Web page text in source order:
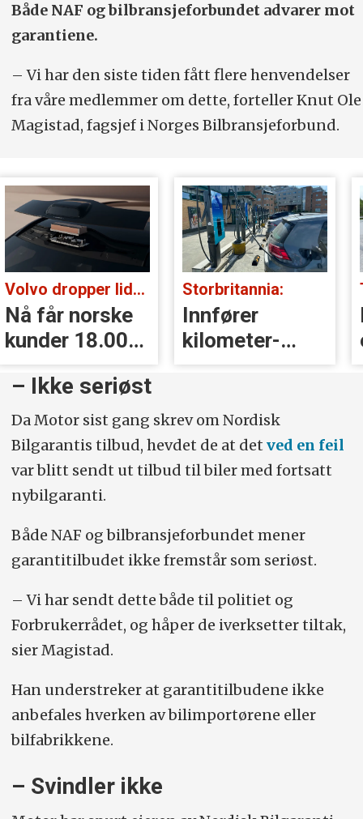
Både NAF og bilbransjeforbundet advarer mot
garantiene.
– Vi har den siste tiden fått flere henvendelser
fra våre medlemmer om dette, forteller Knut Ole
Magistad, fagsjef i Norges Bilbransjeforbund.
Volvo dropper lidar for godt:
Nå får norske
kunder 18.000
kr i erstatning
Storbritannia:
Innfører
kilometer­
avgift for
– Ikke seriøst
Da Motor sist gang skrev om Nordisk
Bilgarantis tilbud, hevdet de at det ved en feil
var blitt sendt ut tilbud til biler med fortsatt
nybilgaranti.
Både NAF og bilbransjeforbundet mener
garantitilbudet ikke fremstår som seriøst.
– Vi har sendt dette både til politiet og
Forbrukerrådet, og håper de iverksetter tiltak,
sier Magistad.
Han understreker at garantitilbudene ikke
anbefales hverken av bilimportørene eller
bilfabrikkene.
– Svindler ikke